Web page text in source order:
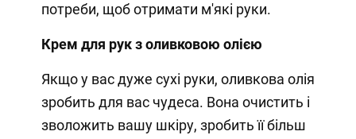
потреби, щоб отримати м'які руки.
Крем для рук з оливковою олією
Якщо у вас дуже сухі руки, оливкова олія
зробить для вас чудеса. Вона очистить і
зволожить вашу шкіру, зробить її більш